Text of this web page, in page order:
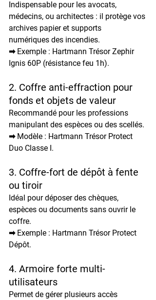
Indispensable pour les avocats,
médecins, ou architectes : il protège vos
archives papier et supports
numériques des incendies.
➡ Exemple : Hartmann Trésor Zephir
Ignis 60P (résistance feu 1h).
2. Coffre anti-effraction pour
fonds et objets de valeur
Recommandé pour les professions
manipulant des espèces ou des scellés.
➡ Modèle : Hartmann Trésor Protect
Duo Classe I .
3. Coffre-fort de dépôt à fente
ou tiroir
Idéal pour déposer des chèques,
espèces ou documents sans ouvrir le
coffre.
➡ Exemple : Hartmann Trésor Protect
Dépôt.
4. Armoire forte multi-
utilisateurs
Permet de gérer plusieurs accès